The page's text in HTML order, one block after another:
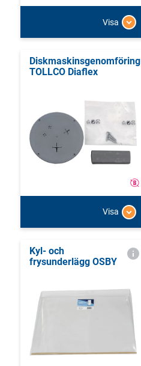
Visa
Diskmaskinsgenomföring
TOLLCO Diaflex
Visa
Kyl- och
frysunderlägg OSBY